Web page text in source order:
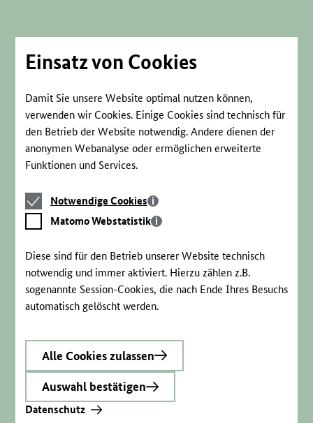
Einsatz von Cookies
Damit Sie unsere Website optimal nutzen können,
verwenden wir Cookies. Einige Cookies sind technisch für
den Betrieb der Website notwendig. Andere dienen der
anonymen Webanalyse oder ermöglichen erweiterte
Funktionen und Services.
Notwendige
Cookies
Notwendige Cookies
Matomo
Webstatistik
Matomo Webstatistik
Diese sind für den Betrieb unserer Website technisch
notwendig und immer aktiviert. Hierzu zählen z.B.
sogenannte Session-Cookies, die nach Ende Ihres Besuchs
automatisch gelöscht werden.
Alle Cookies zulassen
Auswahl bestätigen
Datenschutz